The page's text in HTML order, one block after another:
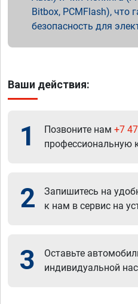
Bitbox, PCMFlash), что
безопасность для
Ваши действия:
1 Позвоните нам +7
профессиональную
2
Запишитесь на
к нам в сервис на
3
Оставьте
индивидуальной